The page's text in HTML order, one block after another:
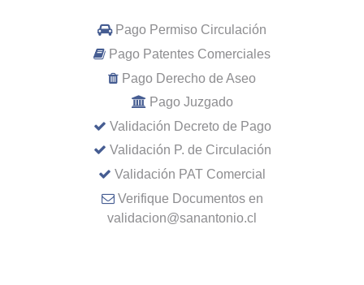
Pago Permiso Circulación
Pago Patentes Comerciales
Pago Derecho de Aseo
Pago Juzgado
Validación Decreto de Pago
Validación P. de Circulación
Validación PAT Comercial
Verifique Documentos en
validacion@sanantonio.cl